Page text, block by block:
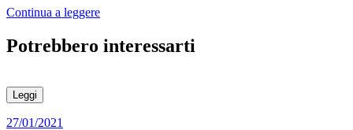
Continua a leggere
Potrebbero interessarti
Leggi
27/01/2021